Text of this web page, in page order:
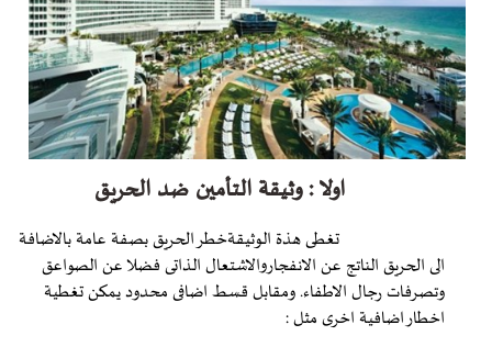
اولا : وثيقة التأمين ضد الحريق
تغطى هذة الوثيقةخطر الحريق بصفة عامة بالاضافة
الى الحريق الناتج عن الانفجاروالاشتعال الذاتى فضلا عن الصواعق
وتصرفات رجال الاطفاء. ومقابل قسط اضافى محدود يمكن تغطية
اخطار اضافية اخرى مثل :